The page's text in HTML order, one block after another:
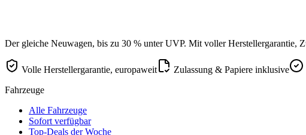
Der gleiche Neuwagen, bis zu 30 % unter UVP. Mit voller Herstellergarantie,
Volle Herstellergarantie, europaweit Zulassung & Papiere inklusive
Fahrzeuge
Alle Fahrzeuge
Sofort verfügbar
Top-Deals der Woche